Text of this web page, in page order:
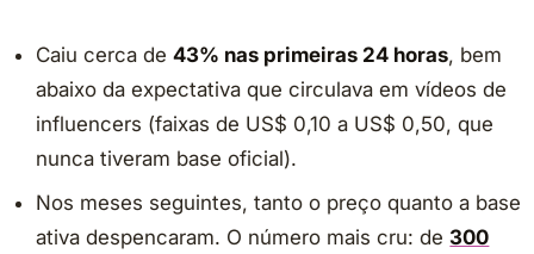
Caiu cerca de43% nas primeiras 24 horas, bem
abaixo da expectativa que circulava em vídeos de
influencers (faixas de US$ 0,10 a US$ 0,50, que
nunca tiveram base oficial).
Nos meses seguintes, tanto o preço quanto a base
ativa despencaram. O número mais cru: de300